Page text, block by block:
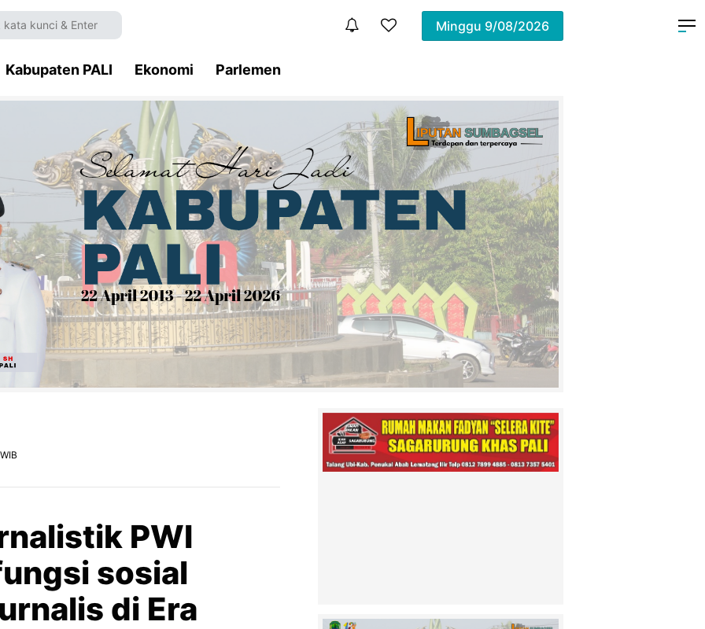
Minggu 9/08/2026
Kabupaten PALI Ekonomi Parlemen
PWI
sosial
di Era